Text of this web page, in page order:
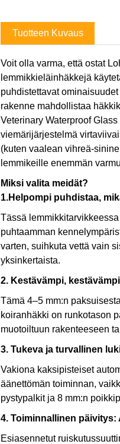
Tuotteen Kuvaus
Voit olla varma, että ostat
lemmikkieläinhäkkejä
puhdistettavat
rakenne mahdollistaa
Veterinary Waterproof
viemärijärjestelmä
(kuten vaalean vihreä-
lemmikeille enemmän
Miksi valita meidät?
1.Helpompi puhdistaa,
Tässä
puhtaamman
varten, suihkuta vettä vain
yksinkertaista.
2. Kestävämpi,
Tämä 4–5 mm:n
koiranhäkki on runkotason
muotoiltuun rakenteeseen
3. Tukeva ja turvallinen
Vakiona kaksipisteiset
äänettömän toiminnan,
pystypalkit ja 8 mm:n
4. Toiminnallinen päivitys:
Esiasennetut